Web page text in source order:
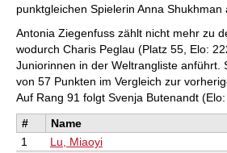
punktgleichen Spielerin Anna Shukhman
Antonia Ziegenfuss zählt nicht mehr zu
wodurch Charis Peglau (Platz 55, Elo:
Juniorinnen in der Weltrangliste anführt.
von 57 Punkten im Vergleich zur
Auf Rang 91 folgt Svenja Butenandt (Elo:
#
Name
1
Lu, Miaoyi